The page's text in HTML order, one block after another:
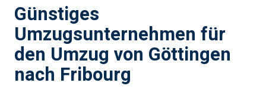
Günstiges
Umzugsunternehmen für
den Umzug von Göttingen
nach Fribourg